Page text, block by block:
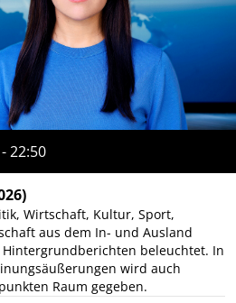
22:50
Wirtschaft, Kultur, Sport,
aus dem In- und Ausland
beleuchtet. In
wird auch
Raum gegeben.